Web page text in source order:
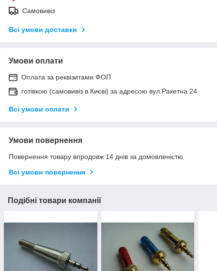
Самовивіз
Всі умови доставки
Умови оплати
Оплата за реквізитами ФОП
готівкою (самовивіз в Києві) за адресою вул.Ракетна 24
Всі умови оплати
Умови повернення
Повернення товару впродовж 14 днів за домовленістю
Всі умови повернення
Подібні товари компанії